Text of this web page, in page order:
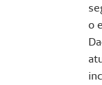
o